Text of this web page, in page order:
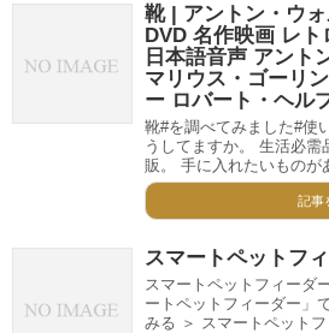
靴 | アントン・ウ
DVD 名作映画 レ
日本語音声 アント
マリウス・ゴーリ
ー ロバート・ヘル
靴#を調べてみました#使
うしてますか。 生活必需
販。 手に入れたいものが
記事
スマートペットフ
スマートペットフィーダ
ートペットフィーダー」
みる ＞ スマートペット